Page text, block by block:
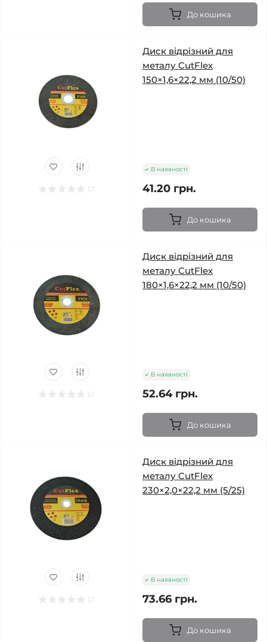
До кошика
Диск відрізний для
металу CutFlex
150×1,6×22,2 мм (10/50)
В наявності
41.20 грн.
До кошика
Диск відрізний для
металу CutFlex
180×1,6×22,2 мм (10/50)
В наявності
52.64 грн.
До кошика
Диск відрізний для
металу CutFlex
230×2,0×22,2 мм (5/25)
В наявності
73.66 грн.
До кошика